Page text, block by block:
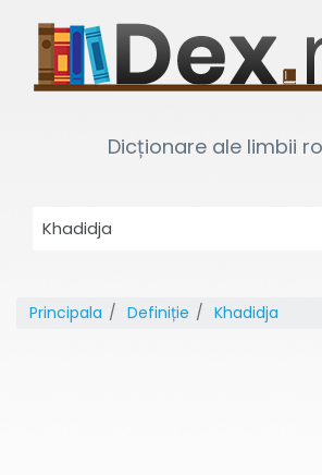
Dicționare ale limbii
Principala Definiție Khadidja